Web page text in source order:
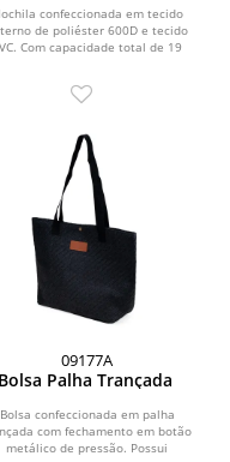
confeccionada em tecido
de poliéster 600D e tecido
Com capacidade total de 19
09177A
Bolsa Palha Trançada
Bolsa confeccionada em palha
com fechamento em botão
metálico de pressão. Possui